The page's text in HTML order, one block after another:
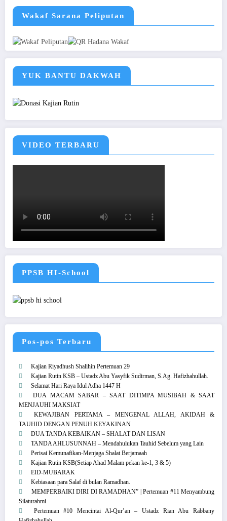
Wakaf Sarana Peliputan
YUK BANTU DAKWAH
VIDEO TERBARU
PPSB HI-School
Pos-pos Terbaru
Kajian Riyadhush Shalihin Pertemuan 29
Kajian Rutin KSB – Ustadz Abu Yasyfik Sudirman, S.Ag. Hafizhahullah.
Selamat Hari Raya Idul Adha 1447 H
DUA MACAM SABAR – SAAT DITIMPA MUSIBAH & SAAT
MENJAUHI MAKSIAT
KEWAJIBAN PERTAMA – MENGENAL ALLAH, AKIDAH &
TAUHID DENGAN PENUH KEYAKINAN
DUA TANDA KEBAIKAN – SHALAT DAN LISAN
TANDA AHLUSUNNAH – Mendahulukan Tauhid Sebelum yang Lain
Perisai Kemunafikan-Menjaga Shalat Berjamaah
Kajian Rutin KSB(Setiap Ahad Malam pekan ke-1, 3 & 5)
EID-MUBARAK
Kebiasaan para Salaf di bulan Ramadhan.
MEMPERBAIKI DIRI DI RAMADHAN” | Pertemuan #11 Menyambung
Silaturahmi
Pertemuan #10 Mencintai Al-Qur’an – Ustadz Rian Abu Rabbany